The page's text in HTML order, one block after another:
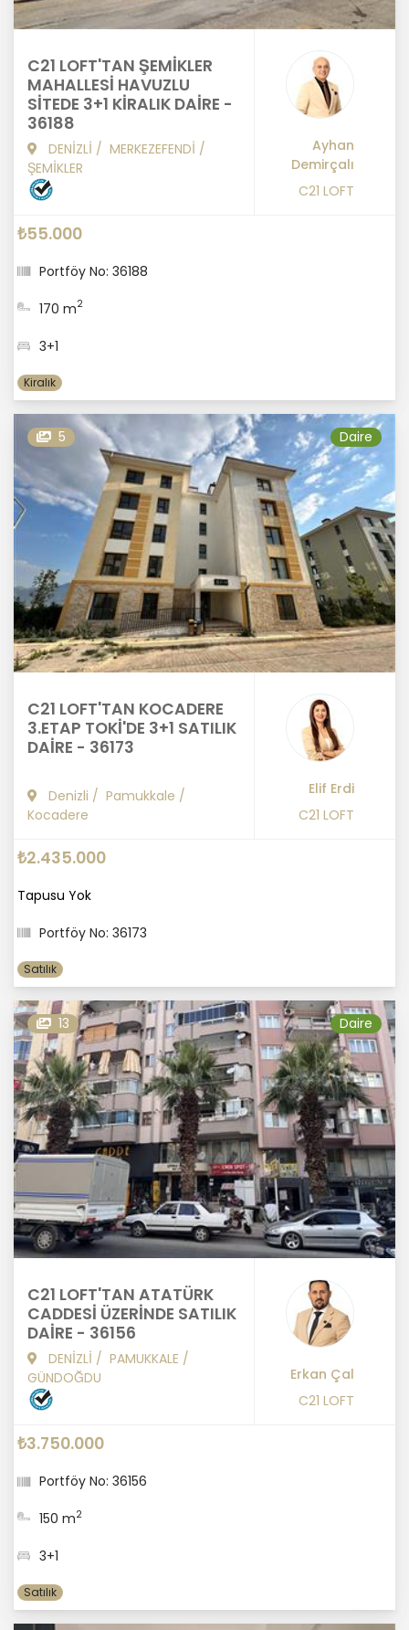
C21 LOFT'TAN ŞEMİKLER
MAHALLESİ HAVUZLU
SİTEDE 3+1 KİRALIK DAİRE -
36188
DENİZLİ / MERKEZEFENDİ /
ŞEMİKLER
Ayhan
Demirçalı
C21 LOFT
₺55.000
Portföy No: 36188
170 m2
3+1
Kiralık
5 Daire
C21 LOFT'TAN KOCADERE
3.ETAP TOKİ'DE 3+1 SATILIK
DAİRE - 36173
Denizli / Pamukkale /
Kocadere
Elif Erdi
C21 LOFT
₺2.435.000
Tapusu Yok
Portföy No: 36173
Satılık
13 Daire
C21 LOFT'TAN ATATÜRK
CADDESİ ÜZERİNDE SATILIK
DAİRE - 36156
DENİZLİ / PAMUKKALE /
GÜNDOĞDU
Erkan Çal
C21 LOFT
₺3.750.000
Portföy No: 36156
150 m2
3+1
Satılık